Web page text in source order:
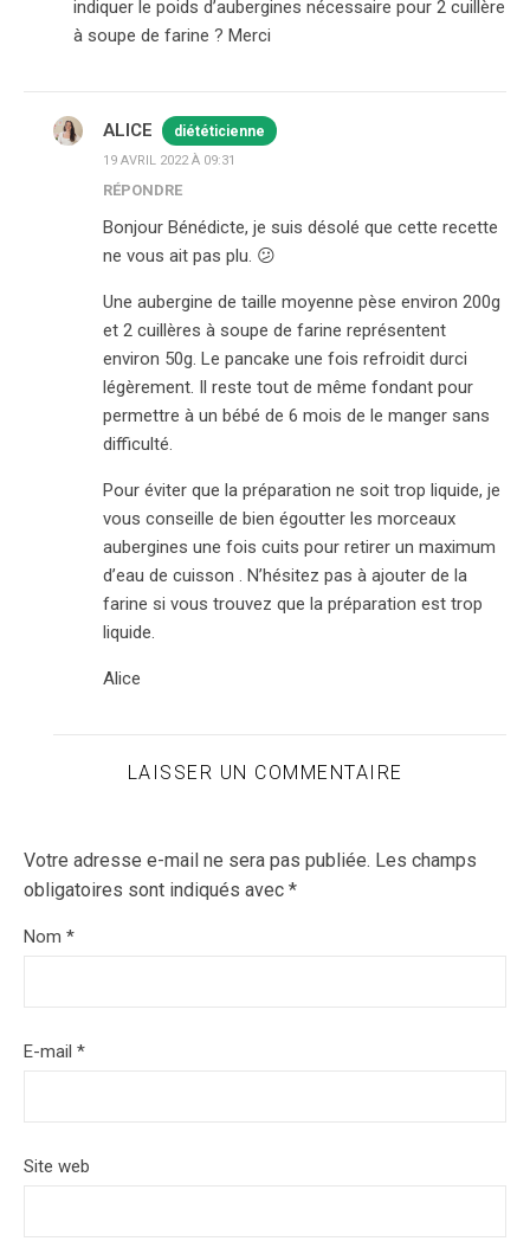
indiquer le poids d’aubergines nécessaire pour 2 cuillère
à soupe de farine ? Merci
ALICE diététicienne
19 AVRIL 2022 À 09:31
RÉPONDRE
Bonjour Bénédicte, je suis désolé que cette recette
ne vous ait pas plu. 😕
Une aubergine de taille moyenne pèse environ 200g
et 2 cuillères à soupe de farine représentent
environ 50g. Le pancake une fois refroidit durci
légèrement. Il reste tout de même fondant pour
permettre à un bébé de 6 mois de le manger sans
difficulté.
Pour éviter que la préparation ne soit trop liquide, je
vous conseille de bien égoutter les morceaux
aubergines une fois cuits pour retirer un maximum
d’eau de cuisson . N’hésitez pas à ajouter de la
farine si vous trouvez que la préparation est trop
liquide.
Alice
LAISSER UN COMMENTAIRE
Votre adresse e-mail ne sera pas publiée. Les champs
obligatoires sont indiqués avec *
Nom *
E-mail *
Site web